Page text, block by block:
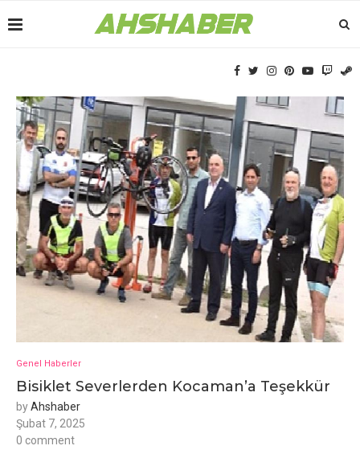
Genel Haberler
Bisiklet Severlerden Kocaman’a Teşekkür
byAhshaber
Şubat 7, 2025
0 comment